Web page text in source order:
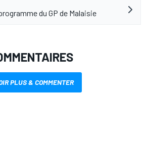
du GP de Malaisie
PLUS & COMMENTER